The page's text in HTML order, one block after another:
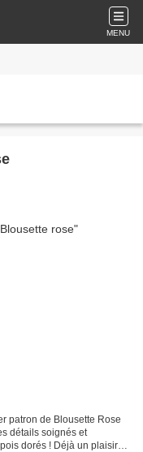
MENU
patron de Blousette Rose
détails soignés et
dorés ! Déjà un plaisir